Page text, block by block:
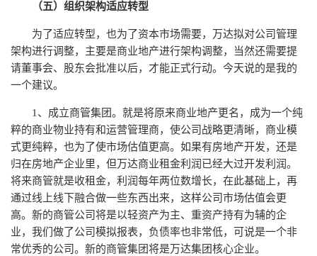
（五）组织架构适应转型
为了适应转型，也为了资本市场需要，万达拟对公司管理
架构进行调整，主要是商业地产进行架构调整，当然还需要提
请董事会、股东会批准以后，才能正式行动。今天说的是我的
一个建议。
1、成立商管集团。就是将原来商业地产更名，成为一个纯
粹的商业物业持有和运营管理商，使公司战略更清晰，商业模
式更纯粹，也为了使市场估值更高。如果有房地产开发，还是
归在房地产企业里，但万达商业租金利润已经大过开发利润。
将来商管就是收租金，利润每年两位数增长，在此基础上，再
通过线上线下融合做一些东西出来，这样公司市场估值会更
高。新的商管公司将是以轻资产为主、重资产持有为辅的企
业，我们做了公司模拟报表，负债率也非常低，可说是一个非
常优秀的公司。新的商管集团将是万达集团核心企业。